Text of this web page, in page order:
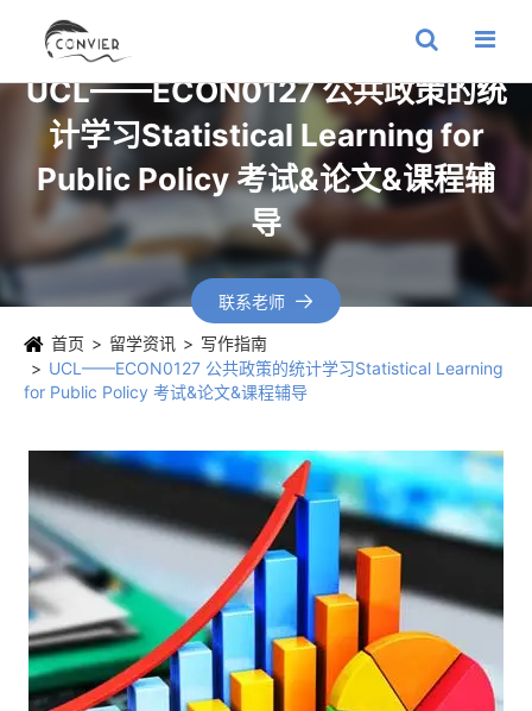
UCL——ECON0127 公共政策的统
计学习Statistical Learning for
Public Policy 考试&论文&课程辅
导
联系老师 
首页 留学资讯
写作指南
UCL——ECON0127 公共政策的统计学习Statistical Learning
for Public Policy 考试&论文&课程辅导